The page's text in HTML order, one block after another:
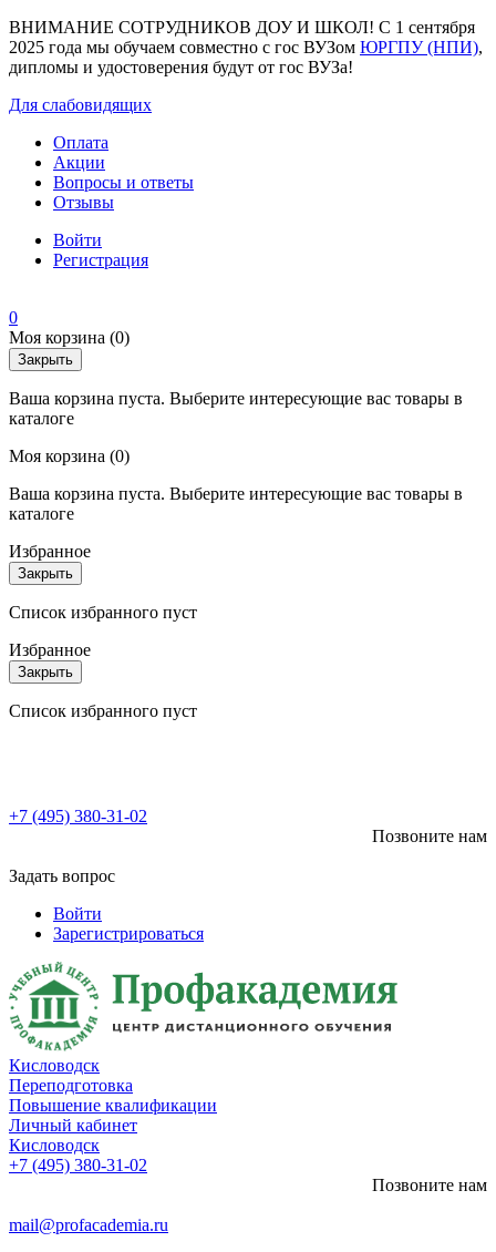
ВНИМАНИЕ СОТРУДНИКОВ ДОУ И ШКОЛ! С 1 сентября
2025 года мы обучаем совместно с гос ВУЗом ЮРГПУ (НПИ),
дипломы и удостоверения будут от гос ВУЗа!
Для слабовидящих
Оплата
Акции
Вопросы и ответы
Отзывы
Войти
Регистрация
0
Моя корзина (0)
Закрыть
Ваша корзина пуста. Выберите интересующие вас товары в
каталоге
Моя корзина (0)
Ваша корзина пуста. Выберите интересующие вас товары в
каталоге
Избранное
Закрыть
Список избранного пуст
Избранное
Закрыть
Список избранного пуст
+7 (495) 380-31-02
Позвоните нам
Задать вопрос
Войти
Зарегистрироваться
Кисловодск
Переподготовка
Повышение квалификации
Личный кабинет
Кисловодск
+7 (495) 380-31-02
Позвоните нам
mail@profacademia.ru